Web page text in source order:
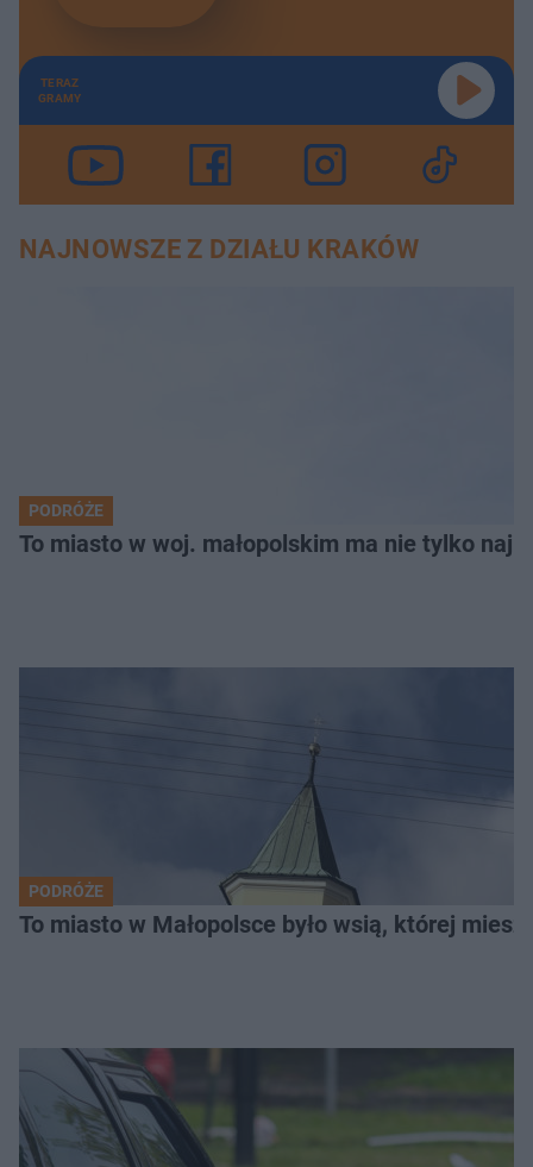
TERAZ
GRAMY
NAJNOWSZE Z DZIAŁU KRAKÓW
PODRÓŻE
To miasto w woj. małopolskim ma nie tylko
PODRÓŻE
To miasto w Małopolsce było wsią, której